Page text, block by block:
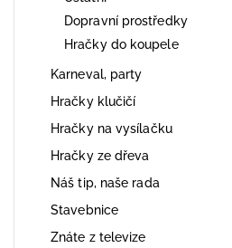
Dopravní prostředky
Hračky do koupele
Karneval, party
Hračky klučičí
Hračky na vysílačku
Hračky ze dřeva
Náš tip, naše rada
Stavebnice
Znáte z televize